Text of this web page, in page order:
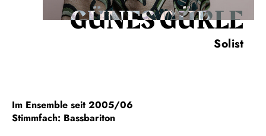
GÜNES GÜRLE
Solist
Im Ensemble seit 2005/06
Stimmfach: Bassbariton